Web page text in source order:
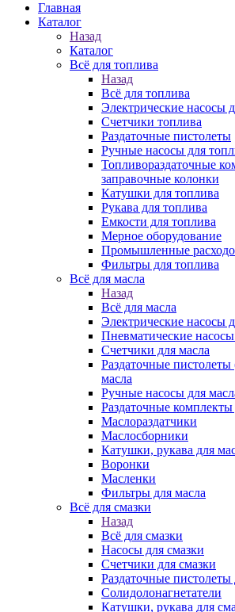
Главная
Каталог
Назад
Каталог
Всё для топлива
Назад
Всё для топлива
Электрические насосы
Счетчики топлива
Раздаточные пистолеты
Ручные насосы для
Топливораздаточные
заправочные колонки
Катушки для топлива
Рукава для топлива
Емкости для топлива
Мерное оборудование
Промышленные
Фильтры для топлива
Всё для масла
Назад
Всё для масла
Электрические насосы
Пневматические насосы
Счетчики для масла
Раздаточные
масла
Ручные насосы для
Раздаточные комплекты
Маслораздатчики
Маслосборники
Катушки, рукава для
Воронки
Масленки
Фильтры для масла
Всё для смазки
Назад
Всё для смазки
Насосы для смазки
Счетчики для смазки
Раздаточные пистолеты
Солидолонагнетатели
Катушки, рукава для